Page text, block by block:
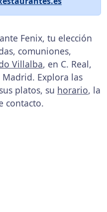
Fenix, tu elección
comuniones,
Villalba, en C. Real,
Explora las
platos, su horario, la
contacto.